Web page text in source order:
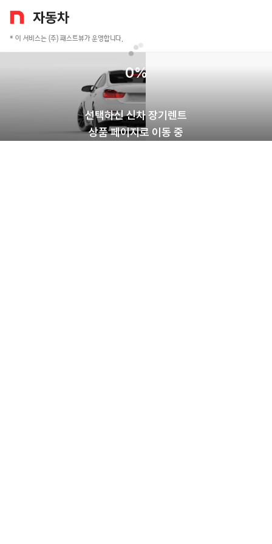
* 이 서비스는 (주) 패스트뷰가 운영합니다.
0%
선택하신 신차 장기렌트
상품 페이지로 이동 중